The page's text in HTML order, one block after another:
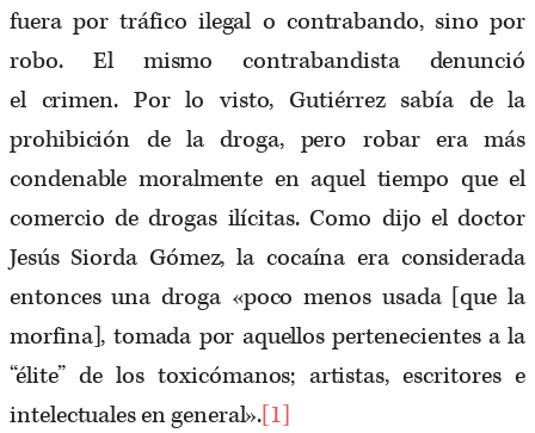
fuera por tráfico ilegal o contrabando, sino por
robo. El mismo contrabandista denunció
el crimen. Por lo visto, Gutiérrez sabía de la
prohibición de la droga, pero robar era más
condenable moralmente en aquel tiempo que el
comercio de drogas ilícitas. Como dijo el doctor
Jesús Siorda Gómez, la cocaína era considerada
entonces una droga «poco menos usada [que la
morfina], tomada por aquellos pertenecientes a la
“élite” de los toxicómanos; artistas, escritores e
intelectuales en general».[1]